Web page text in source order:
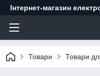
Інтернет-магазин
Товари Товари